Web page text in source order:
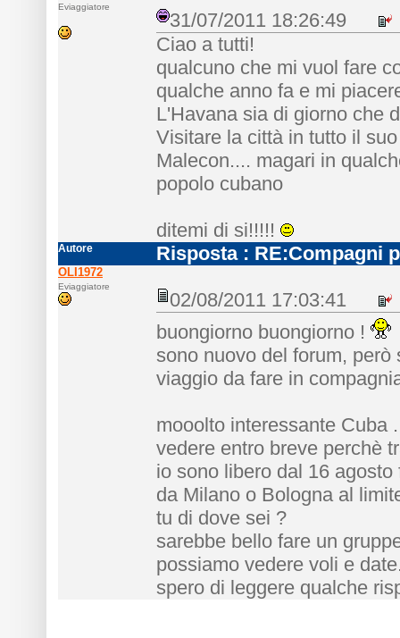
Eviaggiatore
31/07/2011 18:26:49
Ciao a tutti!
qualcuno che mi vuol fare
qualche anno fa e mi
L'Havana sia di giorno che
Visitare la città in tutto il
Malecon.... magari in
popolo cubano
ditemi di si!!!!!
Autore Risposta : RE:Compagni
OLI1972
Eviaggiatore
02/08/2011 17:03:41
buongiorno buongiorno !
sono nuovo del forum,
viaggio da fare in
mooolto interessante Cuba
vedere entro breve perchè
io sono libero dal 16
da Milano o Bologna al
tu di dove sei ?
sarebbe bello fare un
possiamo vedere voli e
spero di leggere qualche